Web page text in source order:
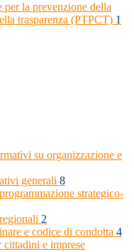
per la prevenzione della
trasparenza (PTPCT) 1
su organizzazione e
generali 8
strategico-
2
e codice di condotta 4
e imprese